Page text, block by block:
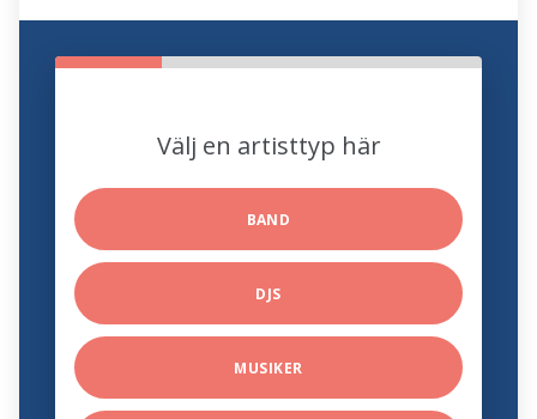
Välj en artisttyp här
BAND
DJS
MUSIKER